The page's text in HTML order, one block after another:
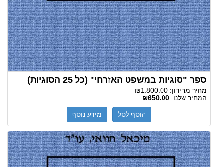
ספר "סוגיות במשפט האזרחי" (כל 25 הסוגיות)
מחיר מחירון: ₪1,800.00
המחיר שלנו: ₪650.00
הוסף לסל מידע נוסף